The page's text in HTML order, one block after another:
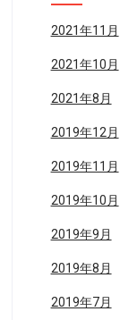
2021年11月
2021年10月
2021年8月
2019年12月
2019年11月
2019年10月
2019年9月
2019年8月
2019年7月